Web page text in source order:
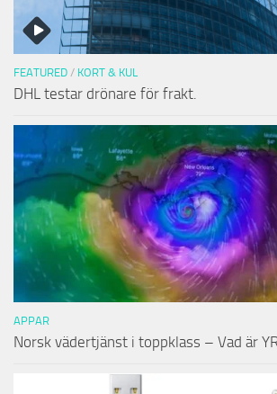
FEATURED / KORT & KUL
DHL testar drönare för frakt.
APPAR
Norsk vädertjänst i toppklass – Vad är